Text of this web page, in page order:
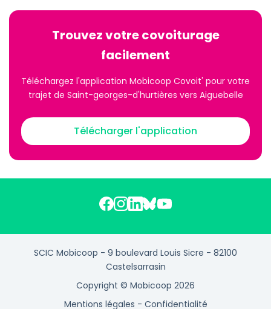
Trouvez votre covoiturage
facilement
Téléchargez l'application Mobicoop Covoit' pour votre
trajet de Saint-georges-d'hurtières vers Aiguebelle
Télécharger l'application
SCIC Mobicoop - 9 boulevard Louis Sicre - 82100
Castelsarrasin
Copyright © Mobicoop 2026
Mentions légales - Confidentialité